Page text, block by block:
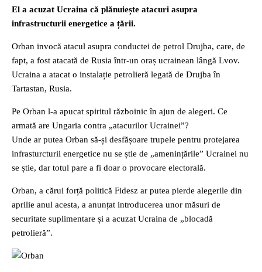
El a acuzat Ucraina că plănuiește atacuri asupra
infrastructurii energetice a țării.
Orban invocă atacul asupra conductei de petrol Drujba, care, de
fapt, a fost atacată de Rusia într-un oraș ucrainean lângă Lvov.
Ucraina a atacat o instalație petrolieră legată de Drujba în
Tartastan, Rusia.
Pe Orban l-a apucat spiritul războinic în ajun de alegeri. Ce
armată are Ungaria contra „atacurilor Ucrainei”?
Unde ar putea Orban să-și desfășoare trupele pentru protejarea
infrasturcturii energetice nu se știe de „amenințările” Ucrainei nu
se știe, dar totul pare a fi doar o provocare electorală.
Orban, a cărui forță politică Fidesz ar putea pierde alegerile din
aprilie anul acesta, a anunțat introducerea unor măsuri de
securitate suplimentare și a acuzat Ucraina de „blocadă
petrolieră”.